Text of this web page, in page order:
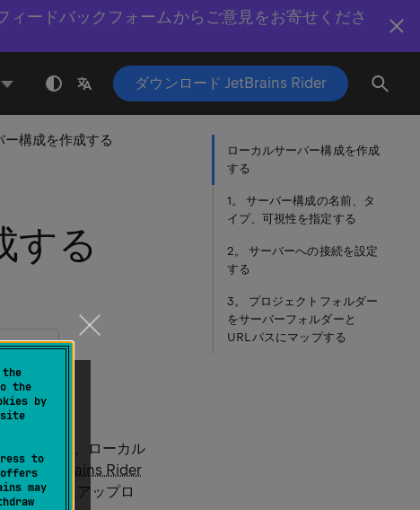
the
the
by
to
may
ードバックフォームからご意見をお寄せくださ
ダウンロード JetBrains Rider
ー構成を作成する
する
用)
実行され、ローカル
は、
JetBrains Rider
ルート
にアップロ
ローカルサーバー構成を作成
する
1。 サーバー構成の名前、タ
イプ、可視性を指定する
2。 サーバーへの接続を設定
する
3。 プロジェクトフォルダー
をサーバーフォルダーと
URL パスにマップする